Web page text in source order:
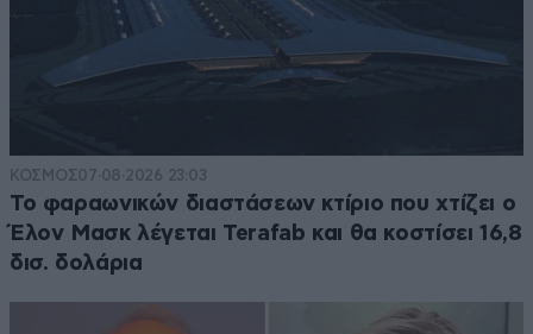
ΚΟΣΜΟΣ07·08·2026 23:03
Το φαραωνικών διαστάσεων κτίριο που χτίζει ο
Έλον Μασκ λέγεται Terafab και θα κοστίσει 16,8
δισ. δολάρια